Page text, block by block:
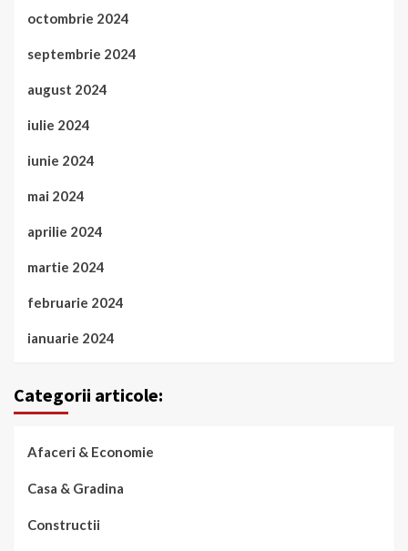
octombrie 2024
septembrie 2024
august 2024
iulie 2024
iunie 2024
mai 2024
aprilie 2024
martie 2024
februarie 2024
ianuarie 2024
Categorii articole:
Afaceri & Economie
Casa & Gradina
Constructii